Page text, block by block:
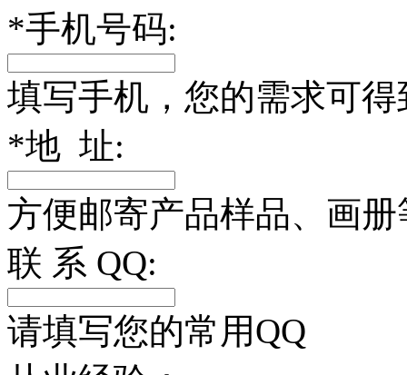
*手机号码:
填写手机，您的需求可
*地 址:
方便邮寄产品样品、画
联 系 QQ:
请填写您的常用QQ